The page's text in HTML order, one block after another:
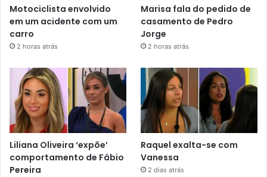
Motociclista envolvido
em um acidente com um
carro
2 horas atrás
Marisa fala do pedido de
casamento de Pedro
Jorge
2 horas atrás
Liliana Oliveira ‘expõe’
comportamento de Fábio
Pereira
Raquel exalta-se com
Vanessa
2 dias atrás